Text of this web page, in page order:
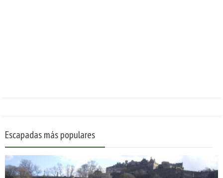
Escapadas más populares